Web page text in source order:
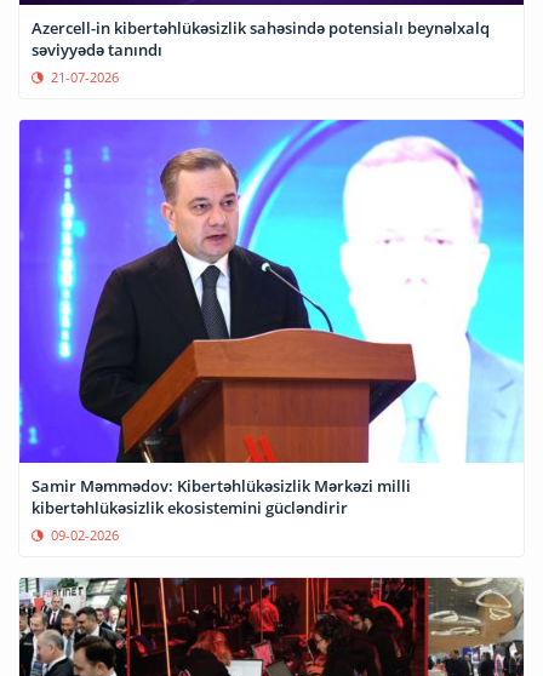
Azercell-in kibertəhlükəsizlik sahəsində potensialı beynəlxalq
səviyyədə tanındı
21-07-2026
Samir Məmmədov: Kibertəhlükəsizlik Mərkəzi milli
kibertəhlükəsizlik ekosistemini gücləndirir
09-02-2026